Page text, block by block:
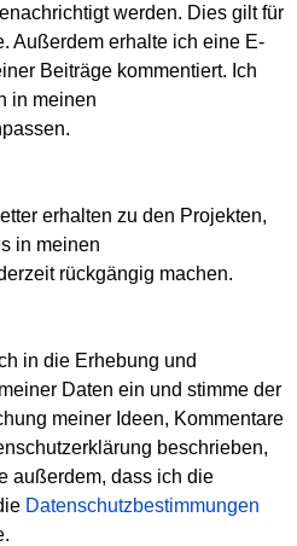
werden. Dies gilt für
Außerdem erhalte ich eine E-
Beiträge kommentiert. Ich
in meinen
erhalten zu den Projekten,
in meinen
rückgängig machen.
in die Erhebung und
Daten ein und stimme der
meiner Ideen, Kommentare
beschrieben,
außerdem, dass ich die
Datenschutzbestimmungen